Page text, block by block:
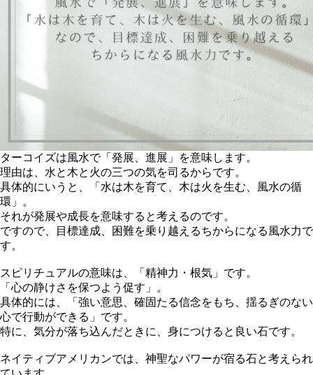
ターコイズは風水で「発展、進展」を意味します。
理由は、水と木と火の三つの気を司るからです。
具体的にいうと、「水は木を育て、木は火を生む、風水の循
環」。
それが発展や成長を意味すると考えるのです。
ですので、目標達成、困難を乗り越えるちからになる風水力で
す。
スピリチュアルの意味は、「精神力・根気」です。
「心の静けさを保つよう促す」。
具体的には、「強い意思、確固たる信念をもち、揺るぎのない
心で行動ができる」です。
特に、気分が落ち込んだときに、身につけると良い石です。
ネイティブアメリカンでは、神聖なパワーが宿る石と考えられ